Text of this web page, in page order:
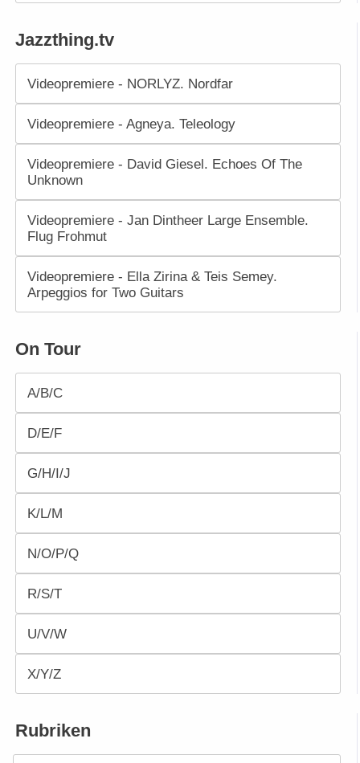
Jazzthing.tv
Videopremiere - NORLYZ. Nordfar
Videopremiere - Agneya. Teleology
Videopremiere - David Giesel. Echoes Of The
Unknown
Videopremiere - Jan Dintheer Large Ensemble.
Flug Frohmut
Videopremiere - Ella Zirina & Teis Semey.
Arpeggios for Two Guitars
On Tour
A/B/C
D/E/F
G/H/I/J
K/L/M
N/O/P/Q
R/S/T
U/V/W
X/Y/Z
Rubriken